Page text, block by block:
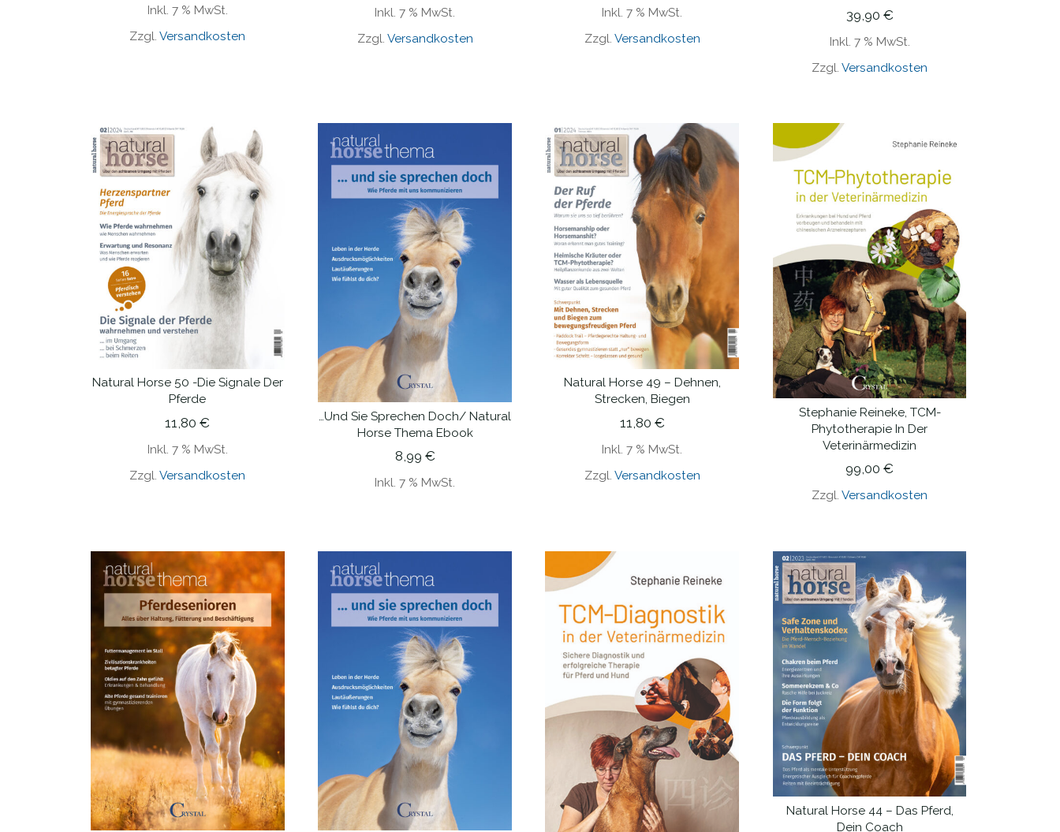
Inkl. 7 % MwSt.
Zzgl. Versandkosten
Inkl. 7 % MwSt.
Zzgl. Versandkosten
Inkl. 7 % MwSt.
Zzgl. Versandkosten
39,90 €
Inkl. 7 % MwSt.
Zzgl. Versandkosten
IN DEN WARENKORB
Natural Horse 50 -Die Signale Der
Pferde
11,80 €
Inkl. 7 % MwSt.
Zzgl. Versandkosten
IN DEN WARENKORB
…und Sie Sprechen Doch/ Natural
Horse Thema Ebook
8,99 €
Inkl. 7 % MwSt.
IN DEN WARENKORB
Natural Horse 49 – Dehnen,
Strecken, Biegen
11,80 €
Inkl. 7 % MwSt.
Zzgl. Versandkosten
IN DEN WARENKORB
Stephanie Reineke, TCM-
Phytotherapie In Der
Veterinärmedizin
99,00 €
Zzgl. Versandkosten
IN DEN WARENKORB
Natural Horse 44 – Das Pferd,
Dein Coach